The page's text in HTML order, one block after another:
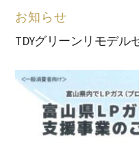
お知らせ
TDYグリーンリモデル